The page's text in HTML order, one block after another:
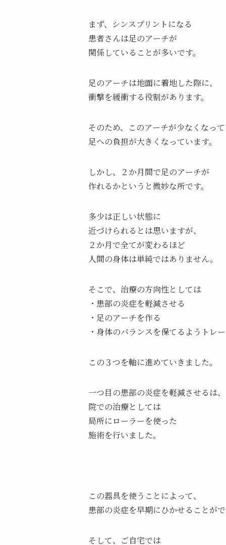
まず、シンスプリントになる
患者さんは足のアーチが
関係していることが多いです。
足のアーチは地面に着地した際に、
衝撃を緩衝する役割があります。
そのため、このアーチが少なくなっ
足への負担が大きくなっています。
しかし、２か月間で足のアーチが
作れるかというと微妙な所です。
多少は正しい状態に
近づけられるとは思いますが、
２か月で全てが変わるほど
人間の身体は単純ではありません。
そこで、治療の方向性としては
・患部の炎症を軽減させる
・足のアーチを作る
・身体のバランスを保てるようトレ
この３つを軸に進めていきました。
一つ目の患部の炎症を軽減させるは、
院での治療としては
局所にローラーを使った
施術を行いました。
この器具を使うことによって、
患部の炎症を早期にひかせることが
そして、ご自宅では